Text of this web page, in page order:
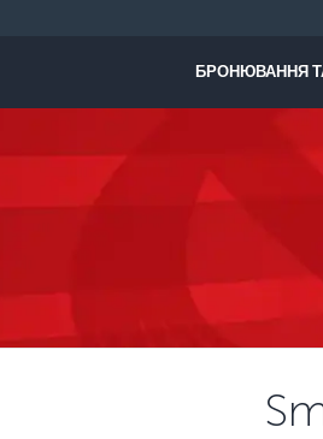
БРОНЮВАННЯ